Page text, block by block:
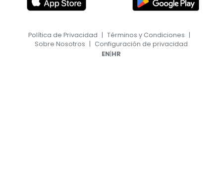
Política de Privacidad | Términos y Condiciones |
Sobre Nosotros | Configuración de privacidad
EN|HR